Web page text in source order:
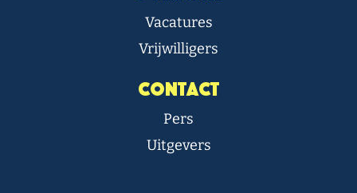
Vacatures
Vrijwilligers
Contact
Pers
Uitgevers